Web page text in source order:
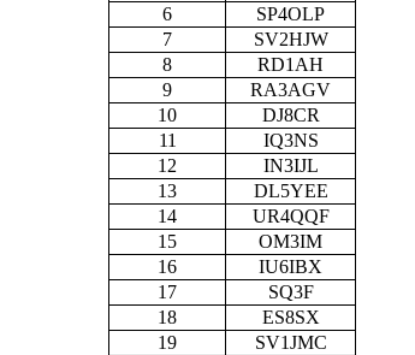
6
SP4OLP
7
SV2HJW
8
RD1AH
9
RA3AGV
10
DJ8CR
11
IQ3NS
12
IN3IJL
13
DL5YEE
14
UR4QQF
15
OM3IM
16
IU6IBX
17
SQ3F
18
ES8SX
19
SV1JMC